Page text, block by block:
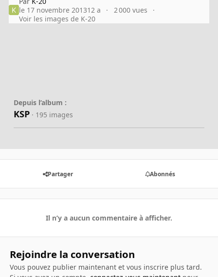
le 17 novembre 201312 a
2 000 vues
Voir les images de K-20
Depuis l’album :
KSP · 195 images
Partager Abonnés
Il n’y a aucun commentaire à afficher.
Rejoindre la conversation
Vous pouvez publier maintenant et vous inscrire plus tard.